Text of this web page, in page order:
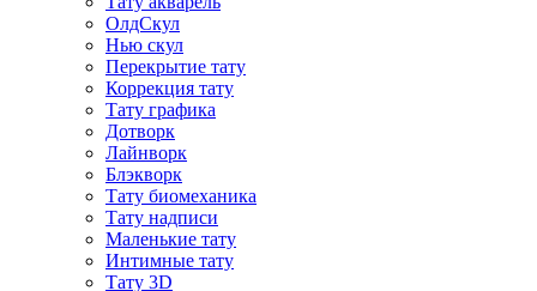
ОлдСкул
Нью скул
Перекрытие тату
Коррекция тату
Тату графика
Дотворк
Лайнворк
Блэкворк
Тату биомеханика
Тату надписи
Маленькие тату
Интимные тату
Тату 3D